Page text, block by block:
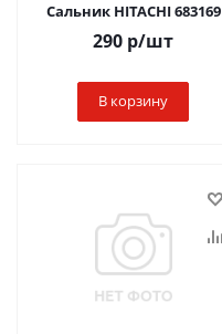
Сальник HITACHI 683169
290 р/шт
В корзину